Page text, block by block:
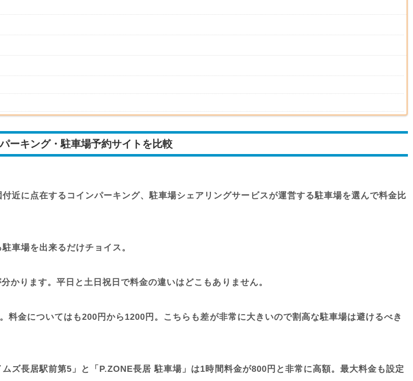
ーキング・駐車場予約サイトを比較
近に点在するコインパーキング、駐車場シェアリングサービスが運営する駐車場を選んで料金比
車場を出来るだけチョイス。
かります。平日と土日祝日で料金の違いはどこもありません。
金についてはも200円から1200円。こちらも差が非常に大きいので割高な駐車場は避けるべき
ズ長居駅前第5」と「P.ZONE長居 駐車場」は1時間料金が800円と非常に高額。最大料金も設定